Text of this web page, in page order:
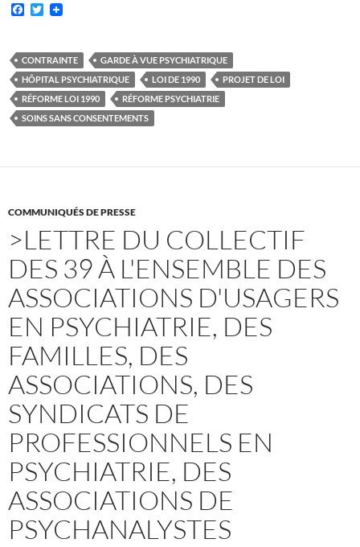
F
b
o
o
k
T
t
e
r
CONTRAINTE
GARDE À VUE PSYCHIATRIQUE
HÔPITAL PSYCHIATRIQUE
LOI DE 1990
PROJET DE LOI
RÉFORME LOI 1990
RÉFORME PSYCHIATRIE
SOINS SANS CONSENTEMENTS
COMMUNIQUÉS DE PRESSE
>LETTRE DU COLLECTIF
DES 39 À L'ENSEMBLE DES
ASSOCIATIONS D'USAGERS
EN PSYCHIATRIE, DES
FAMILLES, DES
ASSOCIATIONS, DES
SYNDICATS DE
PROFESSIONNELS EN
PSYCHIATRIE, DES
ASSOCIATIONS DE
PSYCHANALYSTES